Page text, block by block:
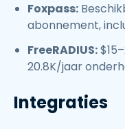
Foxpass:
abonnement,
FreeRADIUS:
20.8K/jaar
Integraties